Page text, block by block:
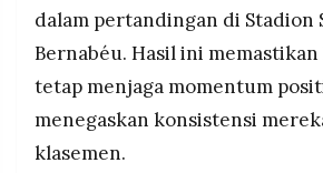
©
RESOLUSI
PRAMUDITA
kompetitif di papan atas
dalam pertandingan di Stadion
Bernabéu. Hasil ini memastikan
tetap menjaga momentum
menegaskan konsistensi
klasemen.